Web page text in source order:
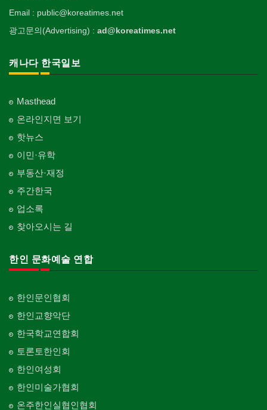
Email : public@koreatimes.net
광고문의(Advertising) : ad@koreatimes.net
캐나다 한국일보
Masthead
온라인지면 보기
핫뉴스
이민·유학
부동산·재정
주간한국
업소록
찾아오시는 길
한인 문화예술 연합
한인문인협회
한인교향악단
한국학교연합회
토론토한인회
한인여성회
한인미술가협회
온주한인실협인협회